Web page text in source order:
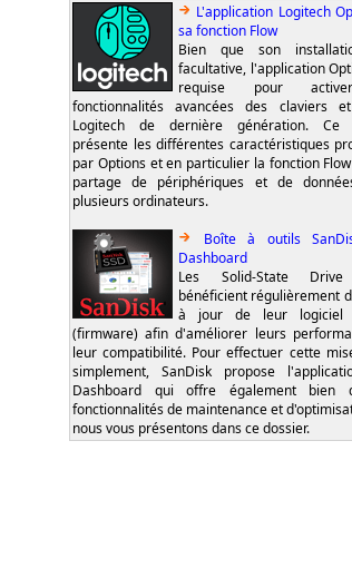
L'application Logitech
sa fonction Flow
Bien que son
facultative, l'application
requise pour
fonctionnalités avancées des claviers
Logitech de dernière génération. Ce
présente les différentes caractéristiques
par Options et en particulier la fonction
partage de périphériques et de
plusieurs ordinateurs.
Boîte à outils
Dashboard
Les Solid-State Drive
bénéficient régulièrement
à jour de leur logiciel
(firmware) afin d'améliorer leurs
leur compatibilité. Pour effectuer cette
simplement, SanDisk propose
Dashboard qui offre également bien
fonctionnalités de maintenance et
nous vous présentons dans ce dossier.